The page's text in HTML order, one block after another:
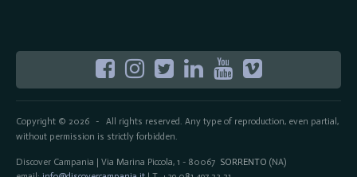
Copyright © 2026- All rights reserved. Any type of reproduction, even partial,
without permission is strictly forbidden.
Discover Campania | Via Marina Piccola, 1 - 80067 SORRENTO (NA)